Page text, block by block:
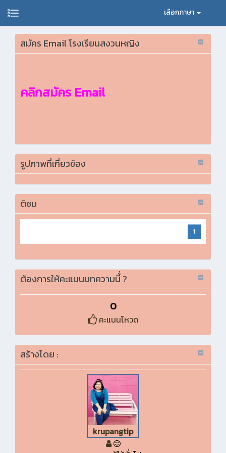
เลือกภาษา
สมัคร Email โรงเรียนสงวนหญิง
คลิกสมัคร Email
รูปภาพที่เกี่ยวข้อง
ติชม
1
ต้องการให้คะแนนบทความนี้่ ?
0
คะแนนโหวด
สร้างโดย :
krupangtip